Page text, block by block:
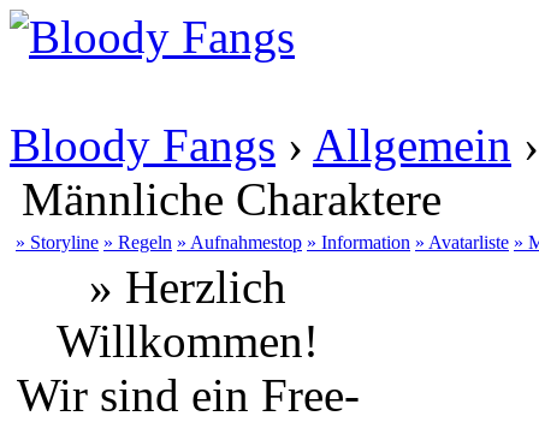
Bloody Fangs › Allgemein
Männliche Charaktere
» Storyline » Regeln » Aufnahmestop » Information » Avatarliste »
» Herzlich
Willkommen!
Wir sind ein Free-